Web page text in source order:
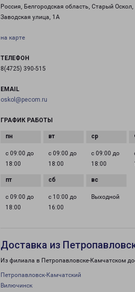
Россия, Белгородская область, Старый Оскол,
Заводская улица, 1А
на карте
ТЕЛЕФОН
8(4725) 390-515
EMAIL
oskol@pecom.ru
ГРАФИК РАБОТЫ
с 09:00 до
18:00
с 09:00 до
18:00
с 09:00 до
18:00
с 09:00 до
18:00
с 10:00 до
16:00
Выходной
Доставка из
Из филиала в Петропавловске-Камчатском
Петропавловск-Камчатский
Вилючинск